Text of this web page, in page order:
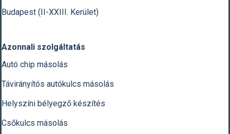
Budapest (II-XXIII. Kerület)
Azonnali szolgáltatás
Autó chip másolás
Távirányítós autókulcs másolás
Helyszíni bélyegző készítés
Csőkulcs másolás